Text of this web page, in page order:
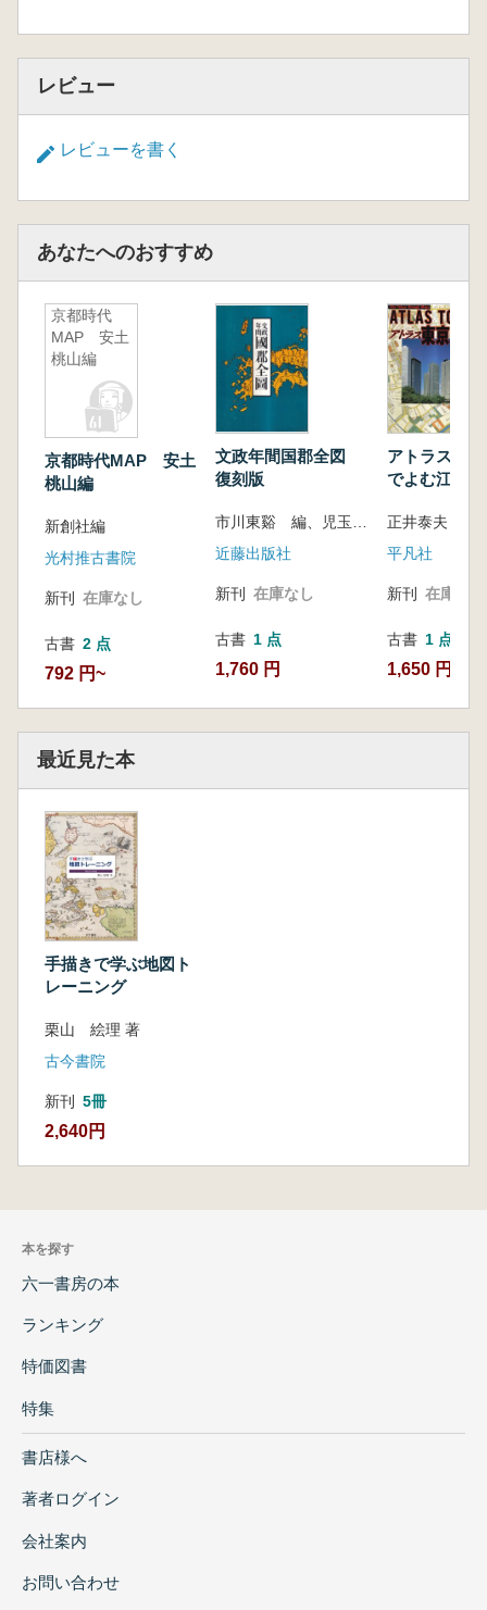
レビュー
レビューを書く
あなたへのおすすめ
京都時代
MAP 安土
桃山編
京都時代MAP 安土
桃山編
新創社編
光村推古書院
新刊 在庫なし
古書 2 点
792 円~
文政年間国郡全図
復刻版
市川東谿 編、児玉幸多 解説
近藤出版社
新刊 在庫なし
古書 1 点
1,760 円
アトラス東
でよむ江戸
正井泰夫 監
平凡社
新刊 在庫なし
古書 1 点
1,650 円
最近見た本
手描きで学ぶ地図ト
レーニング
栗山 絵理 著
古今書院
新刊 5冊
2,640円
本を探す
六一書房の本
ランキング
特価図書
特集
書店様へ
著者ログイン
会社案内
お問い合わせ